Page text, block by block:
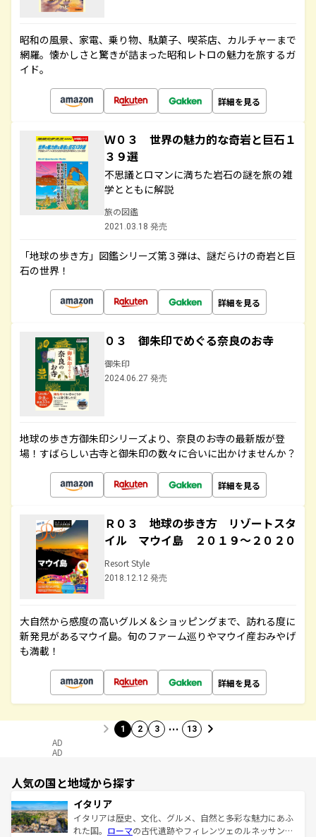
昭和の風景、家電、乗り物、駄菓子、喫茶店、カルチャーまで
網羅。懐かしさと驚きが詰まった昭和レトロの魅力を旅するガ
イド。
詳細を見る
Ｗ０３ 世界の魅力的な奇岩と巨石１
３９選
不思議とロマンに満ちた岩石の謎を旅の雑
学とともに解説
旅の図鑑
2021.03.18 発売
「地球の歩き方」図鑑シリーズ第３弾は、謎だらけの奇岩と巨
石の世界！
詳細を見る
０３ 御朱印でめぐる奈良のお寺
御朱印
2024.06.27 発売
地球の歩き方御朱印シリーズより、奈良のお寺の最新版が登
場！すばらしい古寺と御朱印の数々に合いに出かけませんか？
詳細を見る
Ｒ０３ 地球の歩き方 リゾートスタ
イル マウイ島 ２０１９～２０２０
Resort Style
2018.12.12 発売
大自然から感度の高いグルメ＆ショッピングまで、訪れる度に
新発見があるマウイ島。旬のファーム巡りやマウイ産おみやげ
も満載！
詳細を見る
1 2 3 … 13
AD
AD
人気の国と地域から探す
イタリア
イタリアは歴史、文化、グルメ、自然と多彩な魅力にあふ
れた国。 ローマの古代遺跡やフィレンツェのルネッサンス